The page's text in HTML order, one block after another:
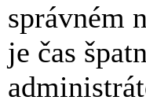
správném
je čas